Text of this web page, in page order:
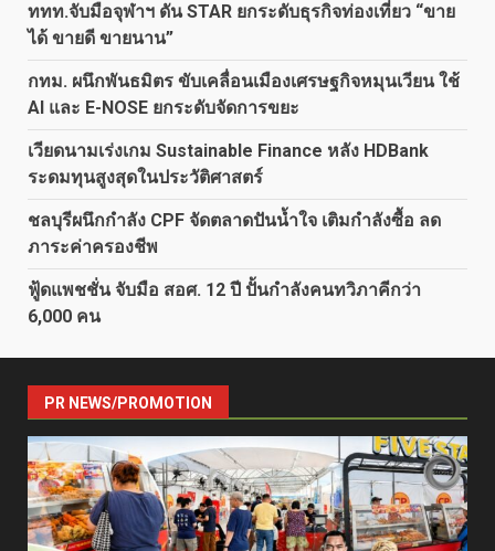
ททท.จับมือจุฬาฯ ดัน STAR ยกระดับธุรกิจท่องเที่ยว “ขาย
ได้ ขายดี ขายนาน”
กทม. ผนึกพันธมิตร ขับเคลื่อนเมืองเศรษฐกิจหมุนเวียน ใช้
AI และ E-NOSE ยกระดับจัดการขยะ
เวียดนามเร่งเกม Sustainable Finance หลัง HDBank
ระดมทุนสูงสุดในประวัติศาสตร์
ชลบุรีผนึกกำลัง CPF จัดตลาดปันน้ำใจ เติมกำลังซื้อ ลด
ภาระค่าครองชีพ
ฟู้ดแพชชั่น จับมือ สอศ. 12 ปี ปั้นกำลังคนทวิภาคีกว่า
6,000 คน
PR NEWS/PROMOTION